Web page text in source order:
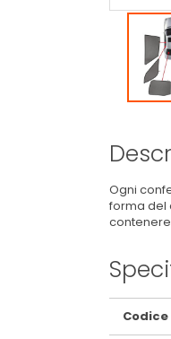
Ogni
forma del
Maggiori
Codice